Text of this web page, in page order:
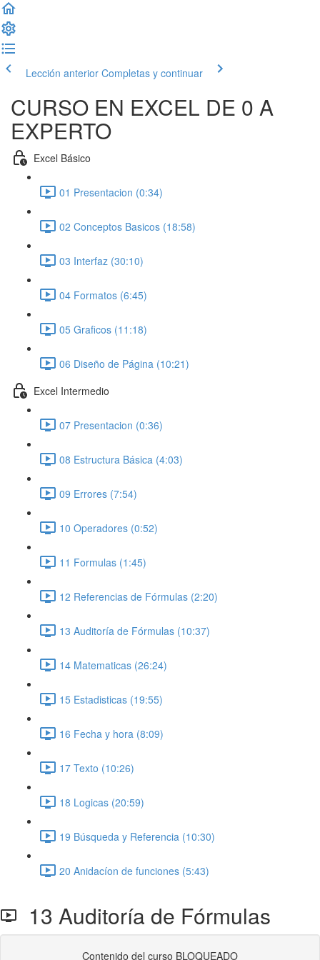
Lección anterior Completas y continuar
CURSO EN EXCEL DE 0 A
EXPERTO
Excel Básico
01 Presentacion (0:34)
02 Conceptos Basicos (18:58)
03 Interfaz (30:10)
04 Formatos (6:45)
05 Graficos (11:18)
06 Diseño de Página (10:21)
Excel Intermedio
07 Presentacion (0:36)
08 Estructura Básica (4:03)
09 Errores (7:54)
10 Operadores (0:52)
11 Formulas (1:45)
12 Referencias de Fórmulas (2:20)
13 Auditoría de Fórmulas (10:37)
14 Matematicas (26:24)
15 Estadisticas (19:55)
16 Fecha y hora (8:09)
17 Texto (10:26)
18 Logicas (20:59)
19 Búsqueda y Referencia (10:30)
20 Anidacíon de funciones (5:43)
13 Auditoría de Fórmulas
Contenido del curso BLOQUEADO